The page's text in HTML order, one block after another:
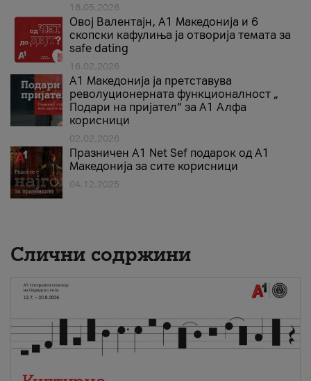
18.05.2026
Овој Валентајн, A1 Македонија и 6
скопски кафулиња ја отворија темата за
safe dating
16.02.2026
А1 Македонија ја претставува
револуционерната функционалност „
Подари на пријател“ за А1 Алфа
корисници
02.02.2026
Празничен A1 Net Sеf подарок од А1
Македонија за сите корисници
04.12.2025
Слични содржини